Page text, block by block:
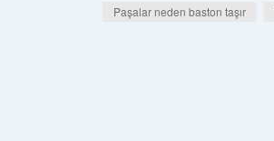
Paşalar neden baston taşır